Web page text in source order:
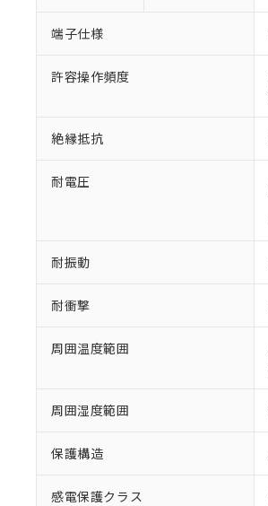
端子仕様
許容操作頻度
絶縁抵抗
耐電圧
耐振動
耐衝撃
周囲温度範囲
周囲湿度範囲
保護構造
感電保護クラス